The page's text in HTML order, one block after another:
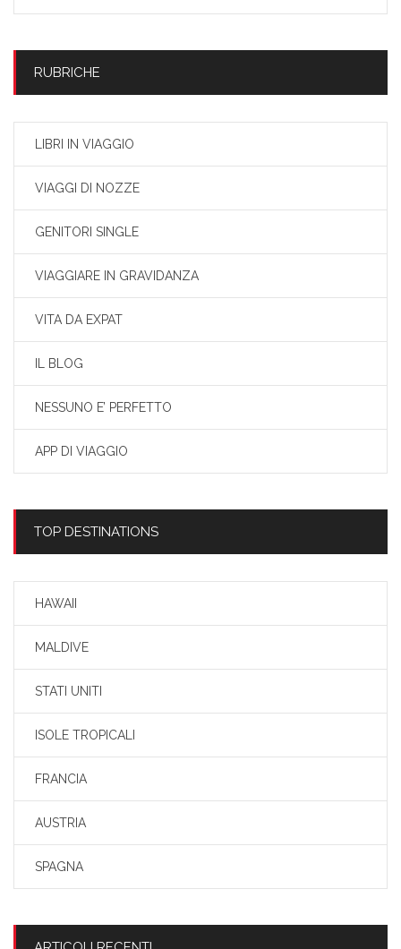
RUBRICHE
LIBRI IN VIAGGIO
VIAGGI DI NOZZE
GENITORI SINGLE
VIAGGIARE IN GRAVIDANZA
VITA DA EXPAT
IL BLOG
NESSUNO E’ PERFETTO
APP DI VIAGGIO
TOP DESTINATIONS
HAWAII
MALDIVE
STATI UNITI
ISOLE TROPICALI
FRANCIA
AUSTRIA
SPAGNA